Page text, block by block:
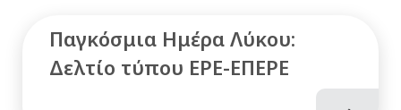
Παγκόσμια Ημέρα Λύκου:
Δελτίο τύπου ΕΡΕ-ΕΠΕΡΕ